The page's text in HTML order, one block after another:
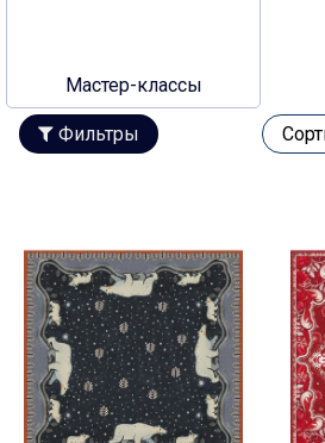
Мастер-классы
Фильтры